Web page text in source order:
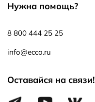
Нужна помощь?
8 800 444 25 25
info@ecco.ru
Оставайся на связи!